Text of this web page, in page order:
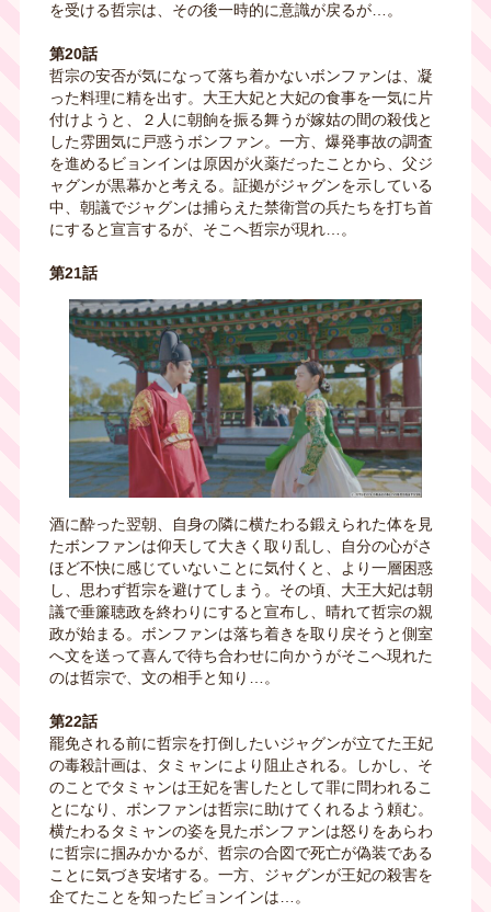
を受ける哲宗は、その後一時的に意識が戻るが…。
第20話
哲宗の安否が気になって落ち着かないボンファンは、凝
った料理に精を出す。大王大妃と大妃の食事を一気に片
付けようと、２人に朝餉を振る舞うが嫁姑の間の殺伐と
した雰囲気に戸惑うボンファン。一方、爆発事故の調査
を進めるビョンインは原因が火薬だったことから、父ジ
ャグンが黒幕かと考える。証拠がジャグンを示している
中、朝議でジャグンは捕らえた禁衛営の兵たちを打ち首
にすると宣言するが、そこへ哲宗が現れ…。
第21話
酒に酔った翌朝、自身の隣に横たわる鍛えられた体を見
たボンファンは仰天して大きく取り乱し、自分の心がさ
ほど不快に感じていないことに気付くと、より一層困惑
し、思わず哲宗を避けてしまう。その頃、大王大妃は朝
議で垂簾聴政を終わりにすると宣布し、晴れて哲宗の親
政が始まる。ボンファンは落ち着きを取り戻そうと側室
へ文を送って喜んで待ち合わせに向かうがそこへ現れた
のは哲宗で、文の相手と知り…。
第22話
罷免される前に哲宗を打倒したいジャグンが立てた王妃
の毒殺計画は、タミャンにより阻止される。しかし、そ
のことでタミャンは王妃を害したとして罪に問われるこ
とになり、ボンファンは哲宗に助けてくれるよう頼む。
横たわるタミャンの姿を見たボンファンは怒りをあらわ
に哲宗に掴みかかるが、哲宗の合図で死亡が偽装である
ことに気づき安堵する。一方、ジャグンが王妃の殺害を
企てたことを知ったビョンインは…。